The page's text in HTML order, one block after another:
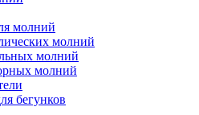
молний
молний
молний
молний
бегунков